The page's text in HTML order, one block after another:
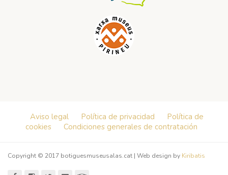
Aviso legal Política de privacidad
Política de
cookies
Condiciones generales de contratación
Copyright © 2017 botiguesmuseusalas.cat | Web design by Kiribatis